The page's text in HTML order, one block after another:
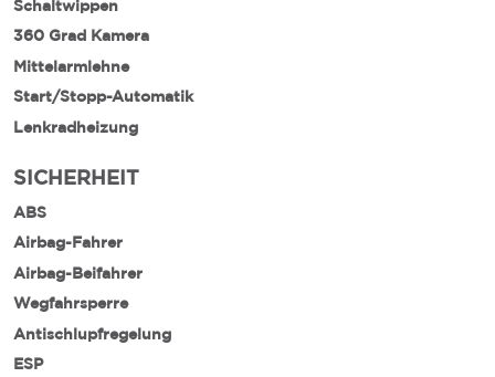
Schaltwippen
360 Grad Kamera
Mittelarmlehne
Start/Stopp-Automatik
Lenkradheizung
SICHERHEIT
ABS
Airbag-Fahrer
Airbag-Beifahrer
Wegfahrsperre
Antischlupfregelung
ESP